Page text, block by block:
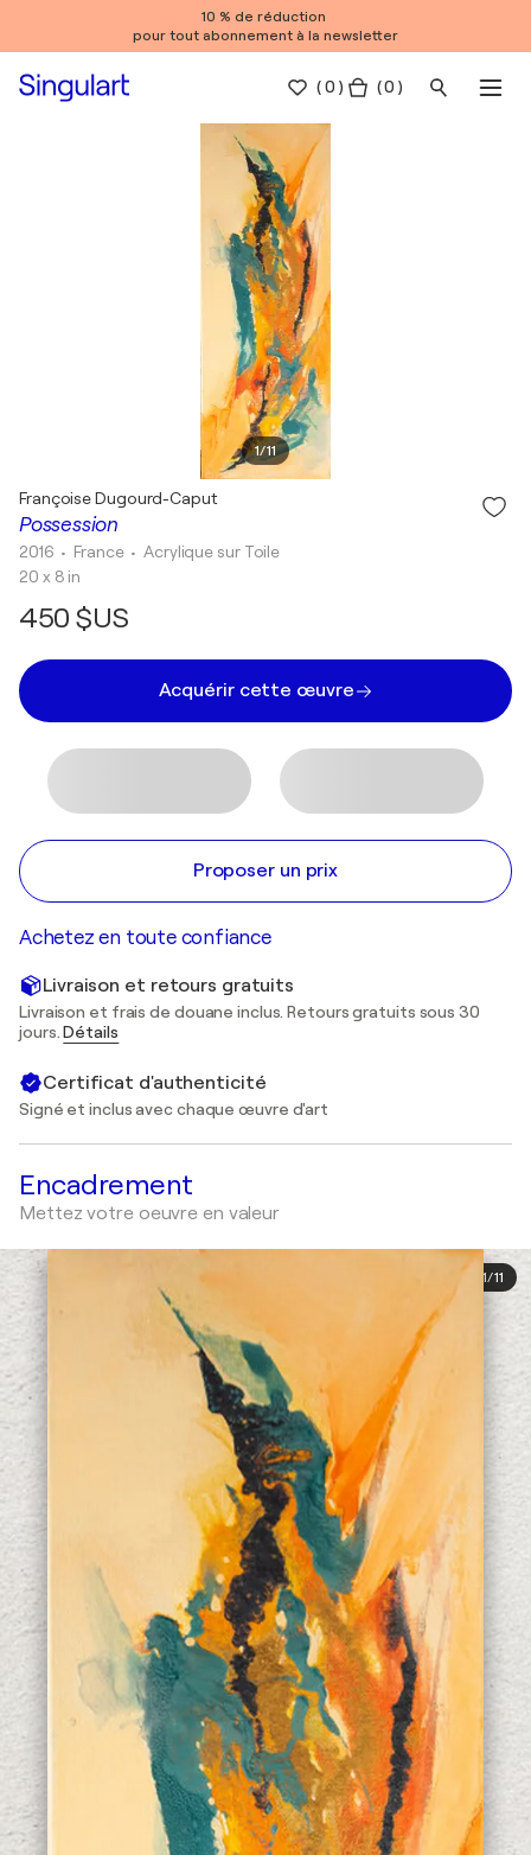
10 % de réduction
pour tout abonnement à la newsletter
(0 ) ( 0 )
1/11
Possession
Françoise Dugourd-Caput
2016 • France •Acrylique sur Toile
20 x 8 in
450 $US
Acquérir cette œuvre
Proposer un prix
Achetez en toute confiance
Livraison et retours gratuits
Livraison et frais de douane inclus. Retours gratuits sous 30
jours.Détails
Certificat d'authenticité
Signé et inclus avec chaque œuvre d'art
Encadrement
Mettez votre oeuvre en valeur
1/11